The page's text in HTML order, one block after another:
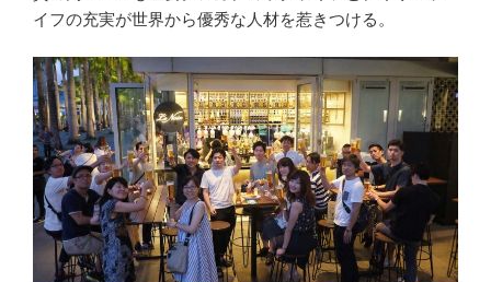
イフの充実が世界から優秀な人材を惹きつける。